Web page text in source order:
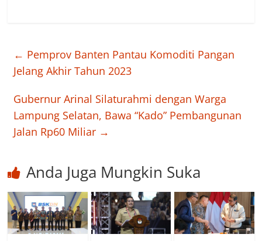
← Pemprov Banten Pantau Komoditi Pangan
Jelang Akhir Tahun 2023
Gubernur Arinal Silaturahmi dengan Warga
Lampung Selatan, Bawa “Kado” Pembangunan
Jalan Rp60 Miliar →
Anda Juga Mungkin Suka